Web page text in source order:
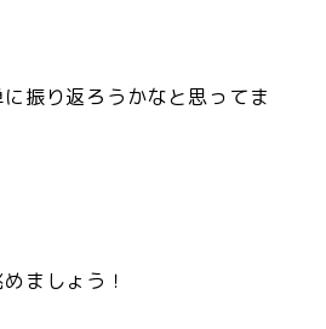
振り返ろうかなと思ってま
ましょう！